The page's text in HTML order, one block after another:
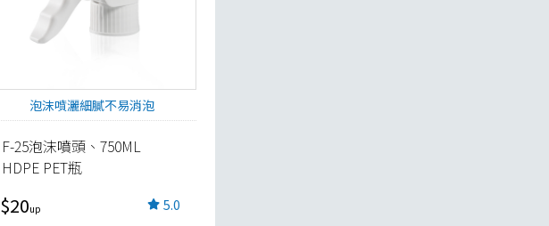
泡沫噴灑細膩不易消泡
F-25泡沫噴頭、750ML
HDPE PET瓶
$20 5.0